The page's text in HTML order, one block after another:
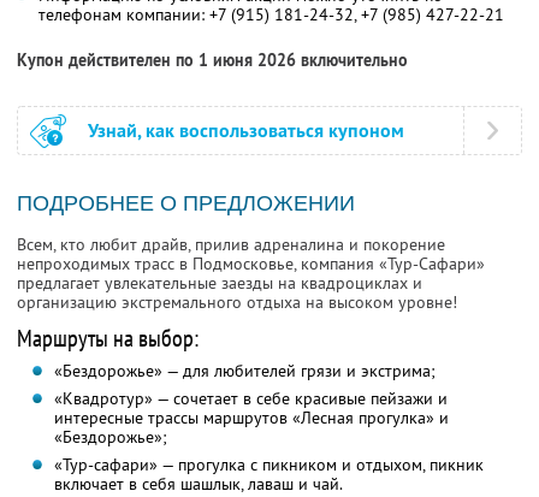
телефонам компании: +7 (915) 181-24-32, +7 (985) 427-22-21
Купон действителен по 1 июня 2026 включительно
Узнай, как воспользоваться купоном
ПОДРОБНЕЕ О ПРЕДЛОЖЕНИИ
Всем, кто любит драйв, прилив адреналина и покорение
непроходимых трасс в Подмосковье, компания «Тур-Сафари»
предлагает увлекательные заезды на квадроциклах и
организацию экстремального отдыха на высоком уровне!
Маршруты на выбор:
«Бездорожье» — для любителей грязи и экстрима;
«Квадротур» — сочетает в себе красивые пейзажи и
интересные трассы маршрутов «Лесная прогулка» и
«Бездорожье»;
«Тур-сафари» — прогулка с пикником и отдыхом, пикник
включает в себя шашлык, лаваш и чай.